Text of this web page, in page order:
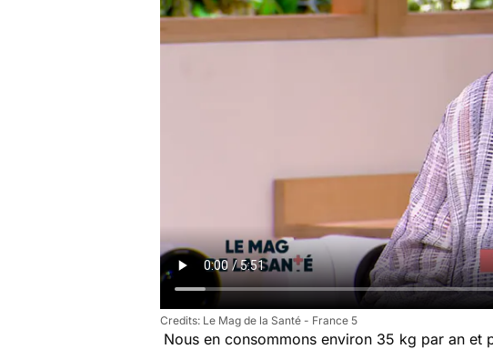
Le Mag de la Santé - France 5
Nous en consommons environ 35 kg par an et